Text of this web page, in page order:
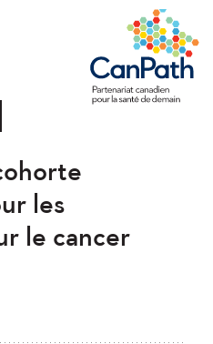
les
le cancer